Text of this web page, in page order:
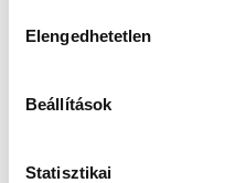
kiválasztása
Elengedhetetlen
Beállítások
Statisztikai